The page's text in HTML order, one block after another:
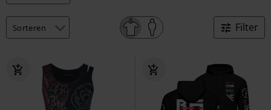
Filter